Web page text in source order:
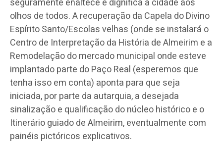
seguramente enaltece e dignifica a cidade aos
olhos de todos. A recuperação da Capela do Divino
Espírito Santo/Escolas velhas (onde se instalará o
Centro de Interpretação da História de Almeirim e a
Remodelação do mercado municipal onde esteve
implantado parte do Paço Real (esperemos que
tenha isso em conta) aponta para que seja
iniciada, por parte da autarquia, a desejada
sinalização e qualificação do núcleo histórico e o
Itinerário guiado de Almeirim, eventualmente com
painéis pictóricos explicativos.